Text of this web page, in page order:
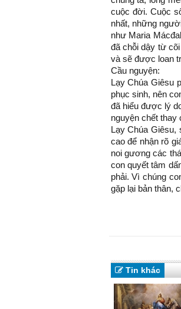
cuộc đời. Cuộc
nhất, những
như Maria
đã chỗi dậy từ
và sẽ được loan
Cầu nguyện:
Lạy Chúa Giêsu
phục sinh, nên
đã hiểu được lý
nguyện chết thay
Lạy Chúa
cao để nhận rõ
noi gương các
con quyết tâm
phải. Vì chúng
gặp lại bản thân,
Tin khác